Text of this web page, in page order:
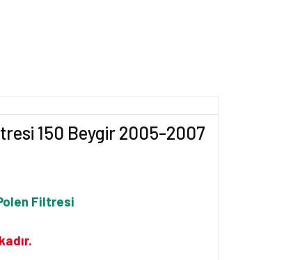
150 Beygir 2005-2007
Filtresi